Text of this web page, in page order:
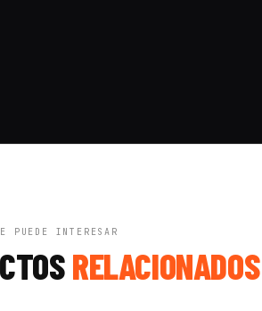
PUEDE INTERESAR
RELACIONADOS